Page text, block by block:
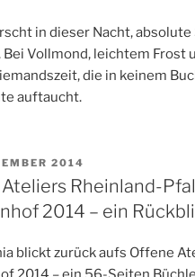
in dieser Nacht, absolute
Bei Vollmond, leichtem Frost
die in keinem
auftaucht.
2014
Rheinland-
2014 – ein
blickt zurück aufs Offene